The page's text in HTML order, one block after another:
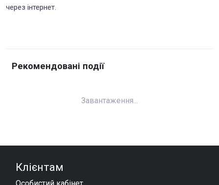
через інтернет.
Рекомендовані події
Завантаження...
Клієнтам